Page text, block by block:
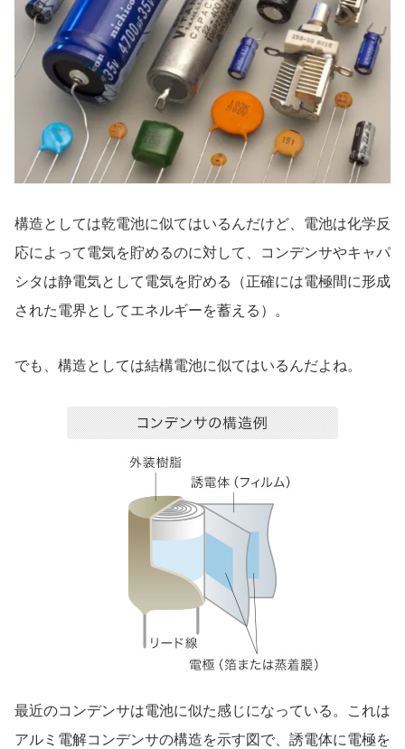
構造としては乾電池に似てはいるんだけど、電池は化学反
応によって電気を貯めるのに対して、コンデンサやキャパ
シタは静電気として電気を貯める（正確には電極間に形成
された電界としてエネルギーを蓄える）。
でも、構造としては結構電池に似てはいるんだよね。
最近のコンデンサは電池に似た感じになっている。これは
アルミ電解コンデンサの構造を示す図で、誘電体に電極を